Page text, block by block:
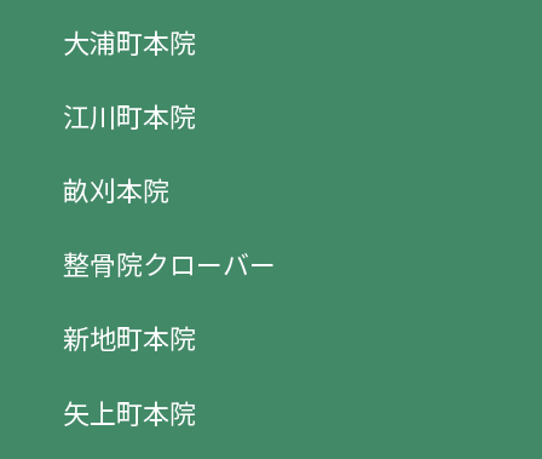
大浦町本院
江川町本院
畝刈本院
整骨院クローバー
新地町本院
矢上町本院